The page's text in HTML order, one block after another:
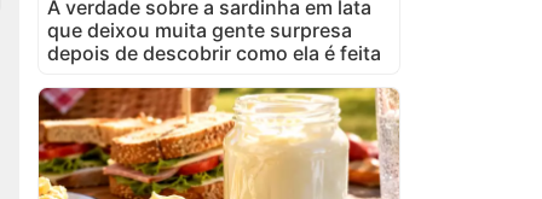
A verdade sobre a sardinha em lata
que deixou muita gente surpresa
depois de descobrir como ela é feita